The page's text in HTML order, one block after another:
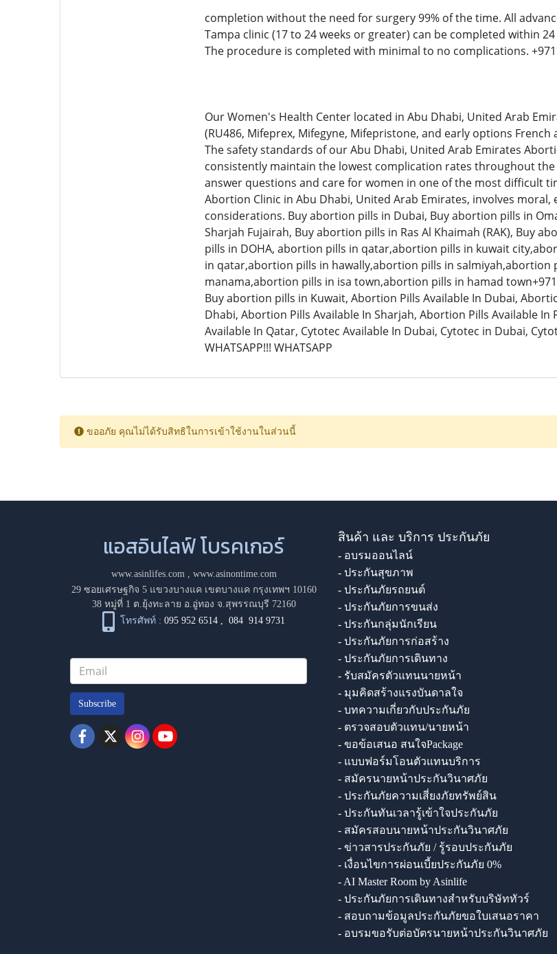
completion without the need for surgery 99% of the time. All
Tampa clinic (17 to 24 weeks or greater) can be completed within
The procedure is completed with minimal to no complications.
Our Women's Health Center located in Abu Dhabi, United Arab
(RU486, Mifeprex, Mifegyne, Mifepristone, and early options
The safety standards of our Abu Dhabi, United Arab Emirates
consistently maintain the lowest complication rates throughout
answer questions and care for women in one of the most difficult
Abortion Clinic in Abu Dhabi, United Arab Emirates, involves
considerations. Buy abortion pills in Dubai, Buy abortion pills in
Sharjah Fujairah, Buy abortion pills in Ras Al Khaimah (RAK), Buy
pills in DOHA, abortion pills in qatar,abortion pills in kuwait
in qatar,abortion pills in hawally,abortion pills in
manama,abortion pills in isa town,abortion pills in hamad
Buy abortion pills in Kuwait, Abortion Pills Available In Dubai,
Dhabi, Abortion Pills Available In Sharjah, Abortion Pills Available
Available In Qatar, Cytotec Available In Dubai, Cytotec in Dubai,
WHATSAPP!!! WHATSAPP
ขออภัย คุณไม่ได้รับสิทธิในการเข้าใช้งานในส่วนนี้
แอสอินไลฟ์ โบรคเกอร์
www.asinlifes.com, www.asinontime.com
29 ซอยเศรษฐกิจ 5 แขวงบางแค เขตบางแค กรุงเทพฯ 10160
38 หมู่ที่ 1 ต.ยุ้งทะลาย อ.อู่ทอง จ.สุพรรณบุรี 72160
โทรศัพท์ : 095 952 6514 ,084 914 9731
Subscribe
สินค้า และ บริการ ประกันภัย
- อบรมออนไลน์
- ประกันสุขภาพ
- ประกันภัยรถยนต์
- ประกันภัยการขนส่ง
- ประกันกลุ่มนักเรียน
- ประกันภัยการก่อสร้าง
- ประกันภัยการเดินทาง
- รับสมัครตัวแทนนายหน้า
- มุมคิดสร้างแรงบันดาลใจ
- บทความเกี่ยวกับประกันภัย
- ตรวจสอบตัวแทน/นายหน้า
- ขอข้อเสนอ สนใจPackage
- แบบฟอร์มโอนตัวแทนบริการ
- สมัครนายหน้าประกันวินาศภัย
- ประกันภัยความเสี่ยงภัยทรัพย์สิน
- ประกันทันเวลารู้เข้าใจประกันภัย
- สมัครสอบนายหน้าประกันวินาศภัย
- ข่าวสารประกันภัย / รู้รอบประกันภัย
- เงื่อนไขการผ่อนเบี้ยประกันภัย 0%
- AI Master Room by Asinlife
- ประกันภัยการเดินทางสำหรับบริษัททัวร์
- สอบถามข้อมูลประกันภัยขอใบเสนอราคา
- อบรมขอรับต่อบัตรนายหน้าประกันวินาศภัย